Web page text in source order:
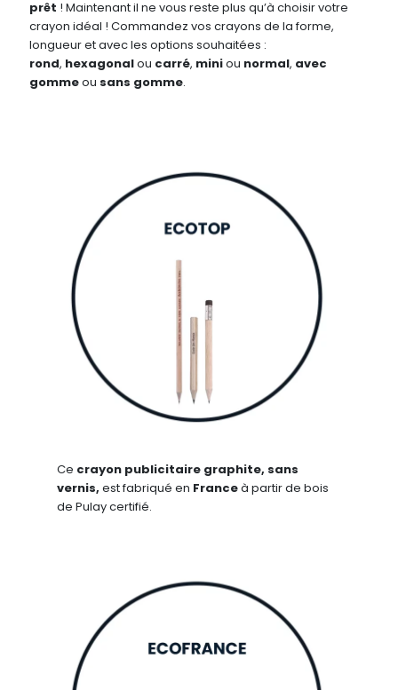
prêt ! Maintenant il ne vous reste plus qu’à choisir votre
crayon idéal ! Commandez vos crayons de la forme,
longueur et avec les options souhaitées :
rond, hexagonalou carré, miniou normal, avec
gommeou sans gomme.
Ce crayon publicitaire graphite, sans
vernis, est fabriqué en Franceà partir de bois
de Pulay certifié.